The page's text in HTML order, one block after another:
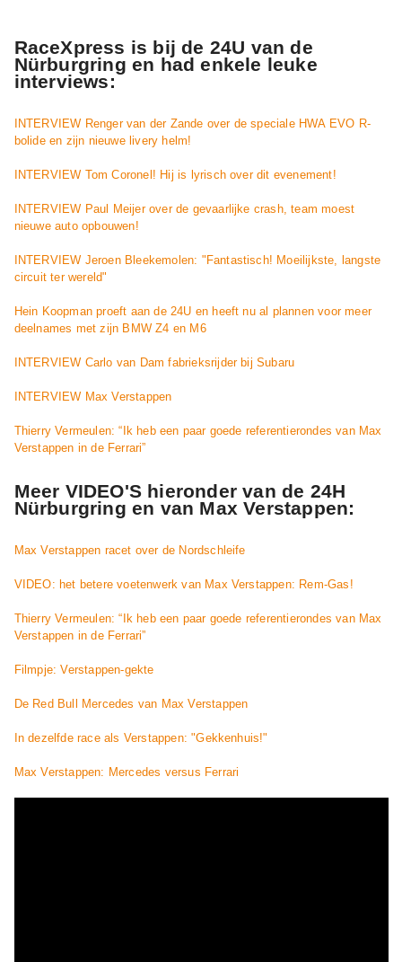
RaceXpress is bij de 24U van de
Nürburgring en had enkele leuke
interviews:
INTERVIEW Renger van der Zande over de speciale HWA EVO R-
bolide en zijn nieuwe livery helm!
INTERVIEW Tom Coronel! Hij is lyrisch over dit evenement!
INTERVIEW Paul Meijer over de gevaarlijke crash, team moest
nieuwe auto opbouwen!
INTERVIEW Jeroen Bleekemolen: "Fantastisch! Moeilijkste, langste
circuit ter wereld"
Hein Koopman proeft aan de 24U en heeft nu al plannen voor meer
deelnames met zijn BMW Z4 en M6
INTERVIEW Carlo van Dam fabrieksrijder bij Subaru
INTERVIEW Max Verstappen
Thierry Vermeulen: “Ik heb een paar goede referentierondes van Max
Verstappen in de Ferrari”
Meer VIDEO'S hieronder van de 24H
Nürburgring en van Max Verstappen:
Max Verstappen racet over de Nordschleife
VIDEO: het betere voetenwerk van Max Verstappen: Rem-Gas!
Thierry Vermeulen: “Ik heb een paar goede referentierondes van Max
Verstappen in de Ferrari”
Filmpje: Verstappen-gekte
De Red Bull Mercedes van Max Verstappen
In dezelfde race als Verstappen: "Gekkenhuis!"
Max Verstappen: Mercedes versus Ferrari